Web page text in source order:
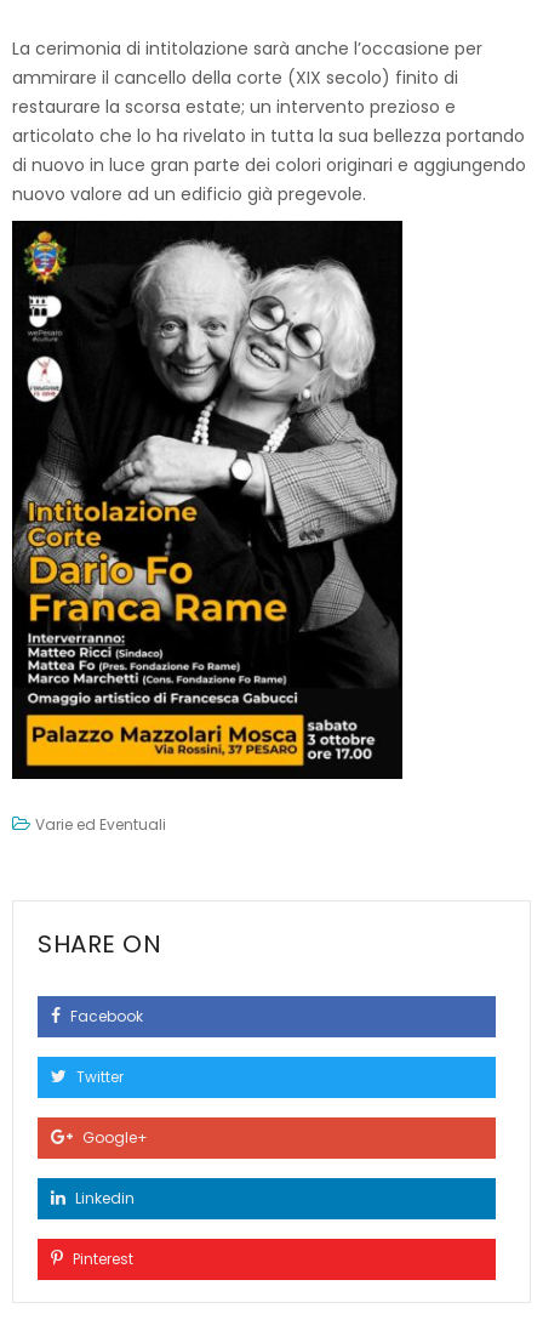
La cerimonia di intitolazione sarà anche l’occasione per
ammirare il cancello della corte (XIX secolo) finito di
restaurare la scorsa estate; un intervento prezioso e
articolato che lo ha rivelato in tutta la sua bellezza portando
di nuovo in luce gran parte dei colori originari e aggiungendo
nuovo valore ad un edificio già pregevole.
Varie ed Eventuali
SHARE ON
Facebook
Twitter
Google+
Linkedin
Pinterest